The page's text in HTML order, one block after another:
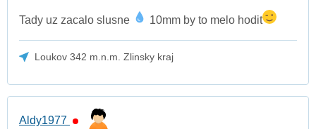
Tady uz zacalo slusne 10mm by to melo hodit
Loukov 342 m.n.m. Zlinsky kraj
Aldy1977